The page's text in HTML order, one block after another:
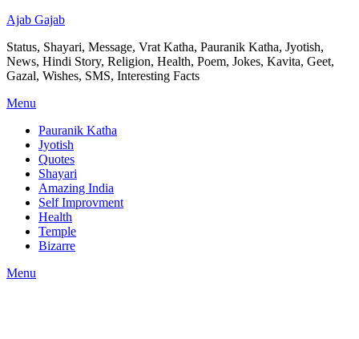
Ajab Gajab
Status, Shayari, Message, Vrat Katha, Pauranik Katha, Jyotish,
News, Hindi Story, Religion, Health, Poem, Jokes, Kavita, Geet,
Gazal, Wishes, SMS, Interesting Facts
Menu
Pauranik Katha
Jyotish
Quotes
Shayari
Amazing India
Self Improvment
Health
Temple
Bizarre
Menu